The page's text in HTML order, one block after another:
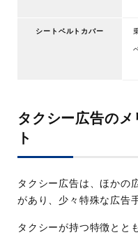
シートベルトカバー
タクシー広告の
ト
タクシー広告は、ほかの
があり、少々特殊な広告
タクシーが持つ特徴とと